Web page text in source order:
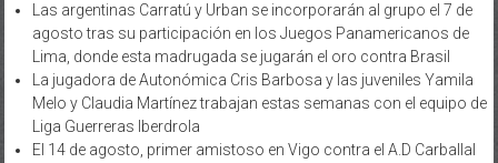
Las argentinas Carratú y Urban se incorporarán al grupo el 7 de
agosto tras su participación en los Juegos Panamericanos de
Lima, donde esta madrugada se jugarán el oro contra Brasil
La jugadora de Autonómica Cris Barbosa y las juveniles Yamila
Melo y Claudia Martínez trabajan estas semanas con el equipo de
Liga Guerreras Iberdrola
El 14 de agosto, primer amistoso en Vigo contra el A.D Carballal